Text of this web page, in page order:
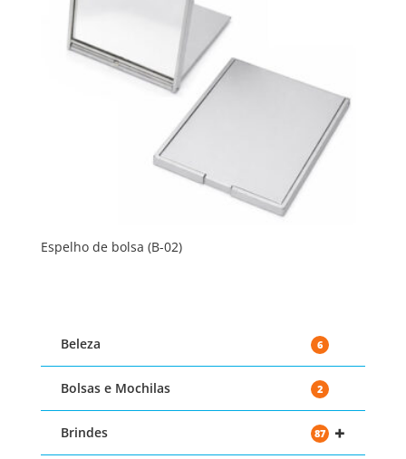
Espelho de bolsa (B-02)
Beleza 6
Bolsas e Mochilas 2
+
Brindes 87